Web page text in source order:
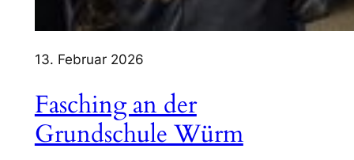
13. Februar 2026
Fasching an der
Grundschule Würm